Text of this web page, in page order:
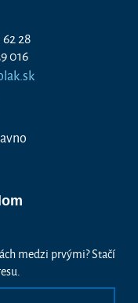
28
016
medzi prvými? Stačí